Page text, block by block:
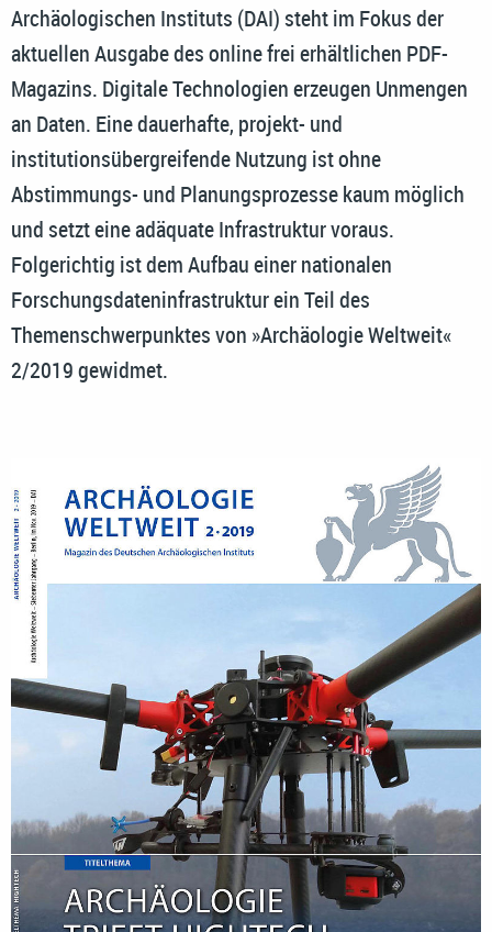
Archäologischen Instituts (DAI) steht im Fokus der
aktuellen Ausgabe des online frei erhältlichen PDF-
Magazins. Digitale Technologien erzeugen Unmengen
an Daten. Eine dauerhafte, projekt- und
institutionsübergreifende Nutzung ist ohne
Abstimmungs- und Planungsprozesse kaum möglich
und setzt eine adäquate Infrastruktur voraus.
Folgerichtig ist dem Aufbau einer nationalen
Forschungsdateninfrastruktur ein Teil des
Themenschwerpunktes von »Archäologie Weltweit«
2/2019 gewidmet.